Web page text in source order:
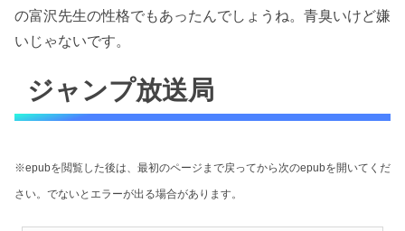
の富沢先生の性格でもあったんでしょうね。青臭いけど嫌
いじゃないです。
ジャンプ放送局
※epubを閲覧した後は、最初のページまで戻ってから次のepubを開いてくだ
さい。でないとエラーが出る場合があります。